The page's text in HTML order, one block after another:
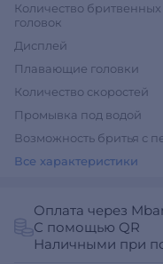
Количество бритвенных
головок
Дисплей
Плавающие головки
Количество скоростей
Промывка под водой
Возможность бритья с
Все характеристики
Оплата через
С помощью QR
Наличными при